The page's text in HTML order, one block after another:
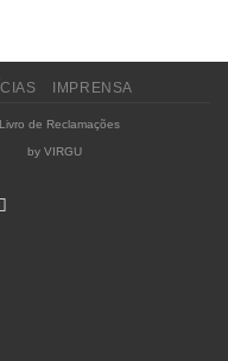
IMPRENSA
Livro de Reclamações
by VIRGU